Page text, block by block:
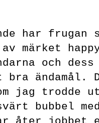
har
märket
och
ändamål.
jag trodde
bubbel